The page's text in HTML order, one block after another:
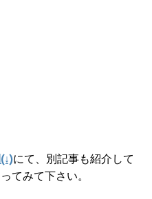
にて、別記事も紹介して
てみて下さい。